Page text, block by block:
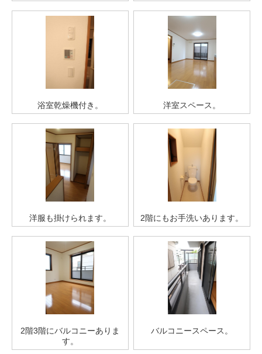
浴室乾燥機付き。 洋室スペース。
洋服も掛けられます。 2階にもお手洗いあります。
2階3階にバルコニーありま
す。
バルコニースペース。